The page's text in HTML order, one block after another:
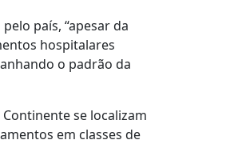
país, “apesar da
hospitalares
o padrão da
se localizam
em classes de